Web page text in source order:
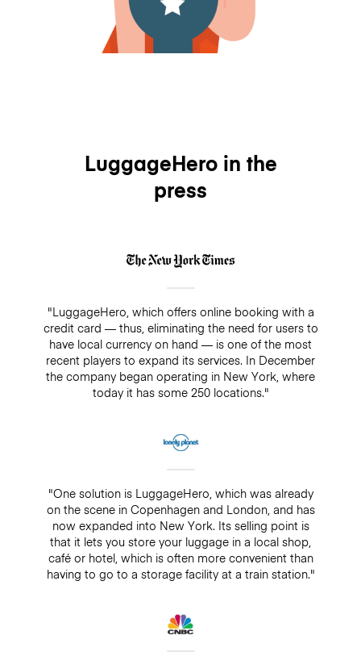
LuggageHero in the
press
"LuggageHero, which offers online booking with a
credit card — thus, eliminating the need for users to
have local currency on hand — is one of the most
recent players to expand its services. In December
the company began operating in New York, where
today it has some 250 locations."
"One solution is LuggageHero, which was already
on the scene in Copenhagen and London, and has
now expanded into New York. Its selling point is
that it lets you store your luggage in a local shop,
café or hotel, which is often more convenient than
having to go to a storage facility at a train station."